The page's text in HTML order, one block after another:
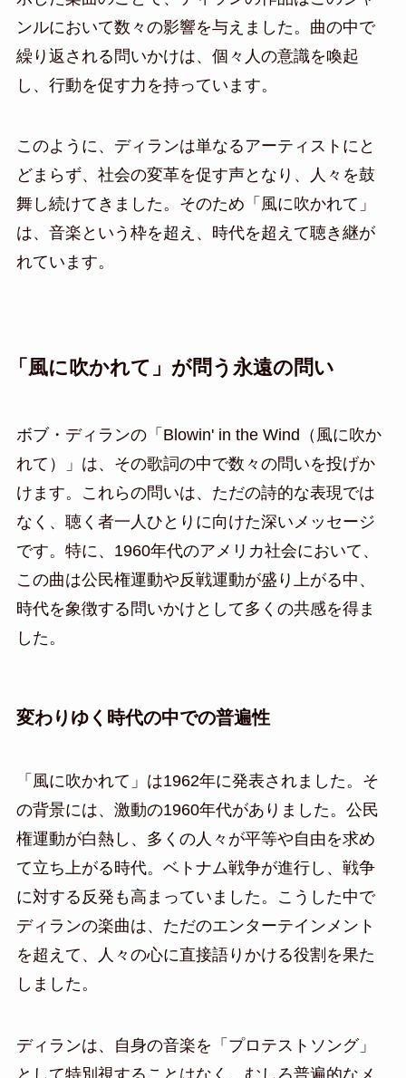
ンルにおいて数々の影響を与えました。曲の中で
繰り返される問いかけは、個々人の意識を喚起
し、行動を促す力を持っています。
このように、ディランは単なるアーティストにと
どまらず、社会の変革を促す声となり、人々を鼓
舞し続けてきました。そのため「風に吹かれて」
は、音楽という枠を超え、時代を超えて聴き継が
れています。
「風に吹かれて」が問う永遠の問い
ボブ・ディランの「Blowin' in the Wind（風に吹か
れて）」は、その歌詞の中で数々の問いを投げか
けます。これらの問いは、ただの詩的な表現では
なく、聴く者一人ひとりに向けた深いメッセージ
です。特に、1960年代のアメリカ社会において、
この曲は公民権運動や反戦運動が盛り上がる中、
時代を象徴する問いかけとして多くの共感を得ま
した。
変わりゆく時代の中での普遍性
「風に吹かれて」は1962年に発表されました。そ
の背景には、激動の1960年代がありました。公民
権運動が白熱し、多くの人々が平等や自由を求め
て立ち上がる時代。ベトナム戦争が進行し、戦争
に対する反発も高まっていました。こうした中で
ディランの楽曲は、ただのエンターテインメント
を超えて、人々の心に直接語りかける役割を果た
しました。
ディランは、自身の音楽を「プロテストソング」
として特別視することはなく、むしろ普遍的なメ